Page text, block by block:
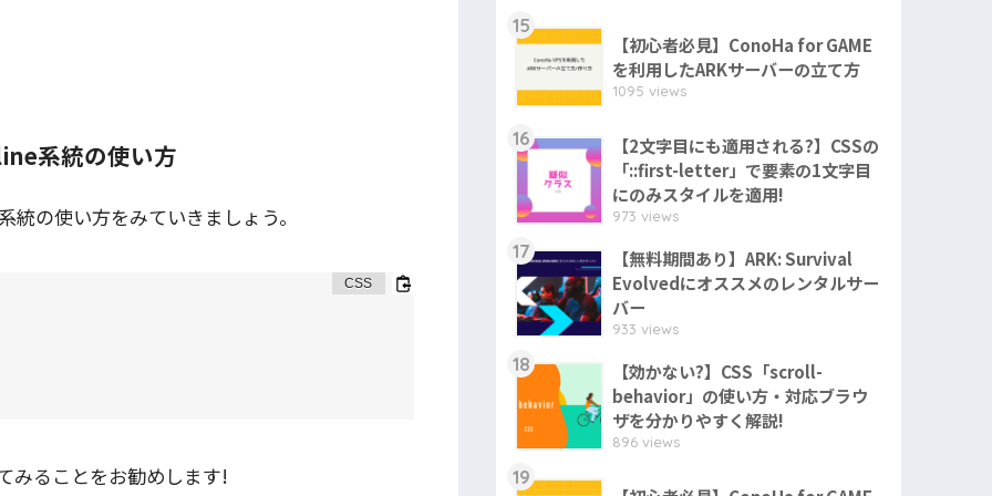
系統の使い方
の使い方をみていきましょう。
みることをお勧めします!
15
【初心者必見】ConoHa for GAME
を利用したARKサーバーの立て方
1095 views
16
【2文字目にも適用される?】CSSの
「::first-letter」で要素の1文字目
にのみスタイルを適用!
973 views
17
【無料期間あり】ARK: Survival
Evolvedにオススメのレンタルサー
バー
933 views
18
【効かない?】CSS「scroll-
behavior」の使い方・対応ブラウ
ザを分かりやすく解説!
896 views
19